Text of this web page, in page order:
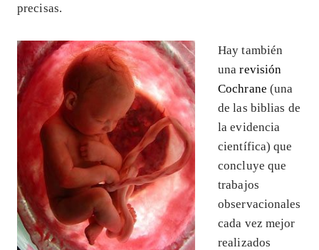
precisas.
Hay también
unarevisión
Cochrane (una
de las biblias de
la evidencia
científica) que
concluye que
trabajos
observacionales
cada vez mejor
realizados